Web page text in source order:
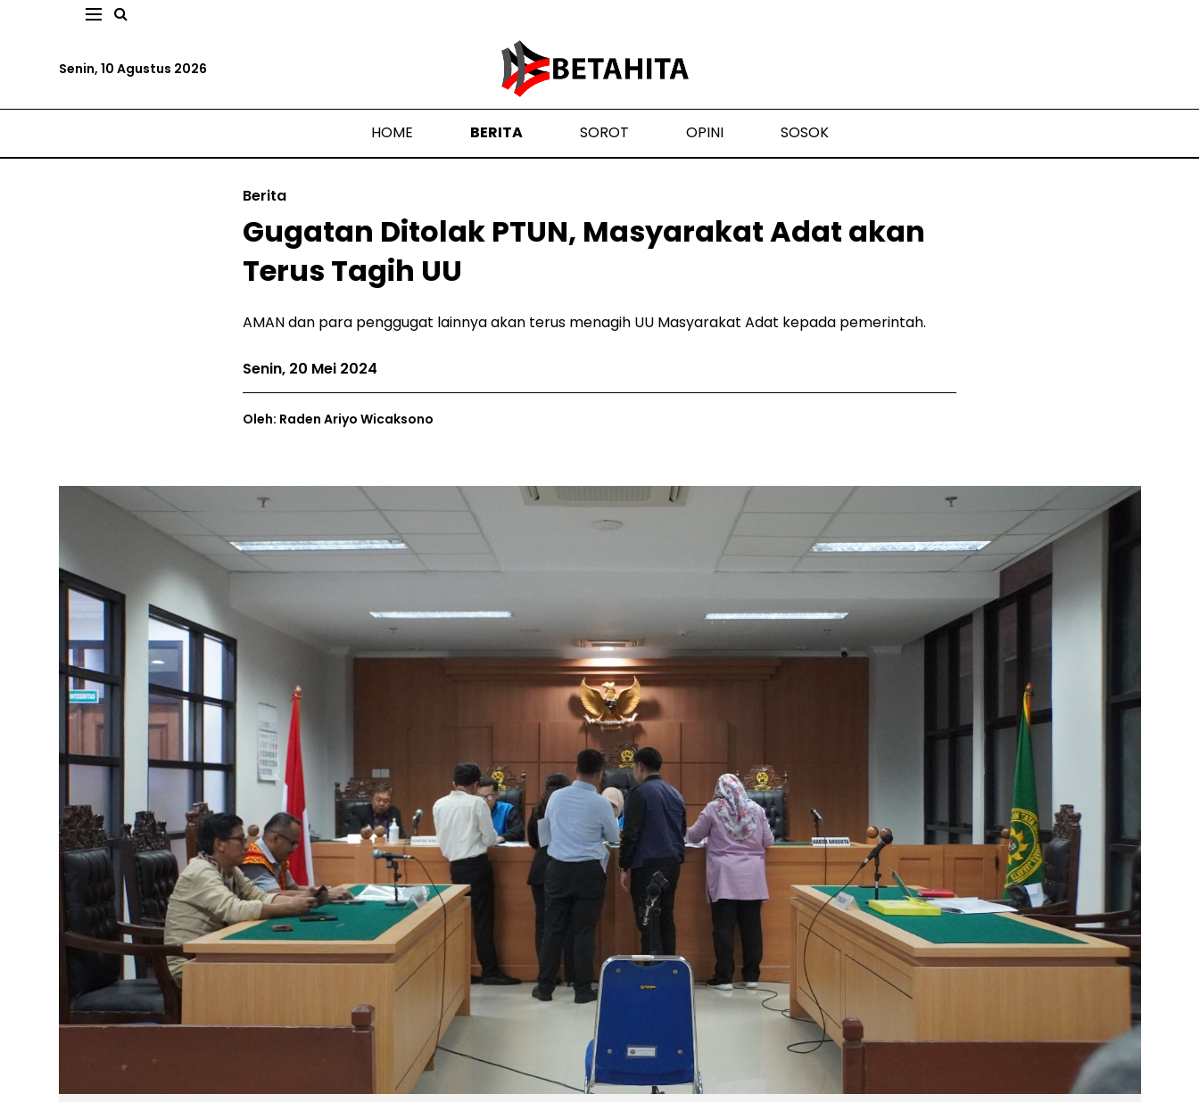
Senin, 10 Agustus 2026
HOME BERITA SOROT OPINI SOSOK
Berita
Gugatan Ditolak PTUN, Masyarakat Adat akan
Terus Tagih UU
AMAN dan para penggugat lainnya akan terus menagih UU Masyarakat Adat kepada pemerintah.
Senin, 20 Mei 2024
Oleh: Raden Ariyo Wicaksono